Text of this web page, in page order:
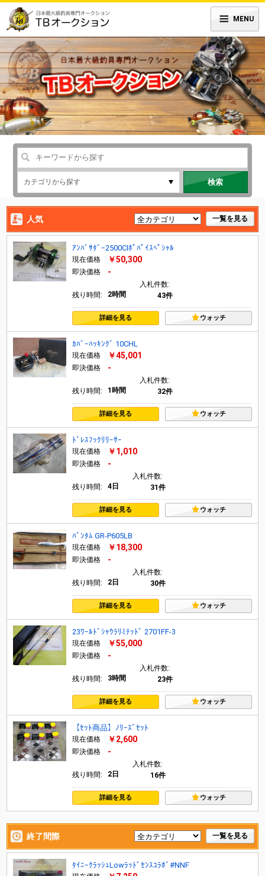
MENU
検索
人気 一覧を見る
ｱﾝﾊﾞｻﾀﾞｰ2500CIﾎﾟﾊﾟｲｽﾍﾟｼｬﾙ
現在価格 ￥50,300
即決価格 -
残り時間: 2時間
入札件数:
43件
詳細を見る ウォッチ
ｶﾊﾞｰﾊｯｷﾝｸﾞ 10CHL
現在価格 ￥45,001
即決価格 -
残り時間: 1時間
入札件数:
32件
詳細を見る ウォッチ
ﾄﾞﾚｽﾌｯｸﾘﾘｰｻｰ
現在価格 ￥1,010
即決価格 -
残り時間: 4日
入札件数:
31件
詳細を見る ウォッチ
ﾊﾞﾝﾀﾑ GR-P605LB
現在価格 ￥18,300
即決価格 -
残り時間: 2日
入札件数:
30件
詳細を見る ウォッチ
23ﾜｰﾙﾄﾞｼｬｳﾗﾘﾐﾃｯﾄﾞ 2701FF-3
現在価格 ￥55,000
即決価格 -
残り時間: 3時間
入札件数:
23件
詳細を見る ウォッチ
【ｾｯﾄ商品】ﾉﾘｰｽﾞｾｯﾄ
現在価格 ￥2,600
即決価格 -
残り時間: 2日
入札件数:
16件
詳細を見る ウォッチ
終了間際 一覧を見る
ﾀｲﾆｰｸﾗｯｼｭLowﾗｯﾄﾞｾﾝｽｺﾗﾎﾞ#NNF